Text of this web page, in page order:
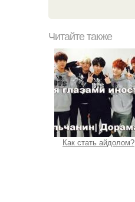
Читайте также
Как стать айдолом?